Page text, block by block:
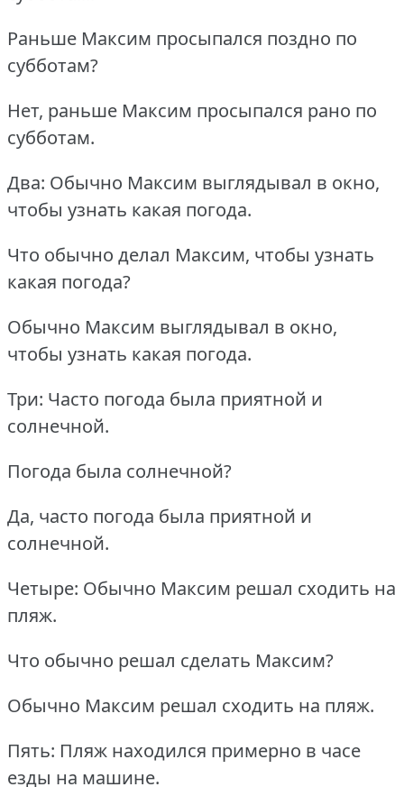
Раньше Максим просыпался поздно по
субботам?
Нет, раньше Максим просыпался рано по
субботам.
Два: Обычно Максим выглядывал в окно,
чтобы узнать какая погода.
Что обычно делал Максим, чтобы узнать
какая погода?
Обычно Максим выглядывал в окно,
чтобы узнать какая погода.
Три: Часто погода была приятной и
солнечной.
Погода была солнечной?
Да, часто погода была приятной и
солнечной.
Четыре: Обычно Максим решал сходить на
пляж.
Что обычно решал сделать Максим?
Обычно Максим решал сходить на пляж.
Пять: Пляж находился примерно в часе
езды на машине.